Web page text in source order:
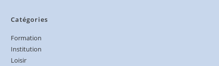
Catégories
Formation
Institution
Loisir